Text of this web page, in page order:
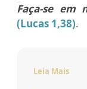
Faça-se em
(Lucas 1,38).
Leia Mais